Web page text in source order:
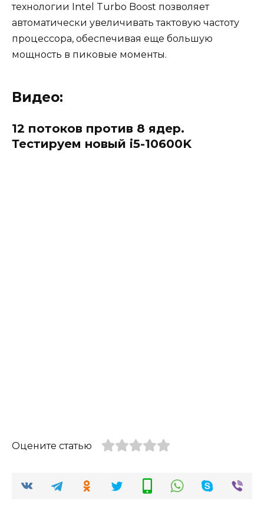
технологии Intel Turbo Boost позволяет
автоматически увеличивать тактовую частоту
процессора, обеспечивая еще большую
мощность в пиковые моменты.
Видео:
12 потоков против 8 ядер.
Тестируем новый i5-10600K
Оцените статью